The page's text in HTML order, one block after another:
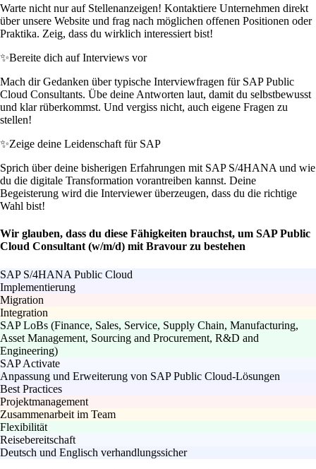
Warte nicht nur auf Stellenanzeigen! Kontaktiere Unternehmen direkt
über unsere Website und frag nach möglichen offenen Positionen oder
Praktika. Zeig, dass du wirklich interessiert bist!
✨Bereite dich auf Interviews vor
Mach dir Gedanken über typische Interviewfragen für SAP Public
Cloud Consultants. Übe deine Antworten laut, damit du selbstbewusst
und klar rüberkommst. Und vergiss nicht, auch eigene Fragen zu
stellen!
✨Zeige deine Leidenschaft für SAP
Sprich über deine bisherigen Erfahrungen mit SAP S/4HANA und wie
du die digitale Transformation vorantreiben kannst. Deine
Begeisterung wird die Interviewer überzeugen, dass du die richtige
Wahl bist!
Wir glauben, dass du diese Fähigkeiten brauchst, um SAP Public
Cloud Consultant (w/m/d) mit Bravour zu bestehen
SAP S/4HANA Public Cloud
Implementierung
Migration
Integration
SAP LoBs (Finance, Sales, Service, Supply Chain, Manufacturing,
Asset Management, Sourcing and Procurement, R&D and
Engineering)
SAP Activate
Anpassung und Erweiterung von SAP Public Cloud-Lösungen
Best Practices
Projektmanagement
Zusammenarbeit im Team
Flexibilität
Reisebereitschaft
Deutsch und Englisch verhandlungssicher